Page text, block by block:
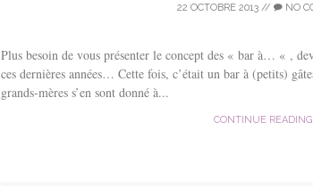
22 OCTOBRE 2013 // NO
Plus besoin de vous présenter le concept des « bar à… « ,
ces dernières années… Cette fois, c’était un bar à (petits)
grands-mères s’en sont donné à...
CONTINUE